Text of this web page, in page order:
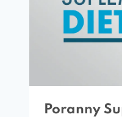
Poranny